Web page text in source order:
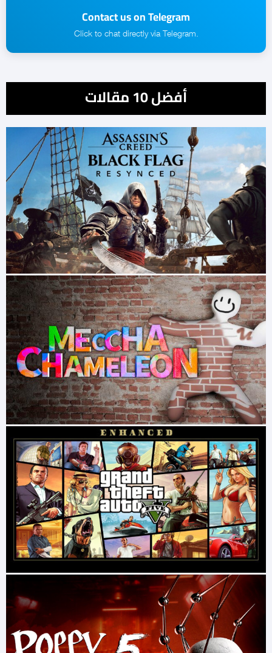
Contact us on Telegram
.Click to chat directly via Telegram
أفضل 10 مقالات